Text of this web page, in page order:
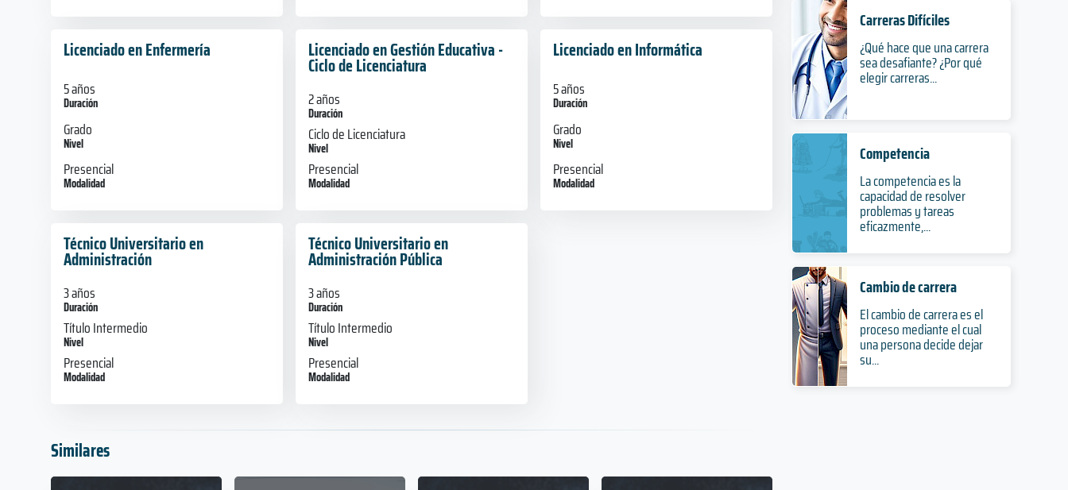
Licenciado en Enfermería
5 años
Duración
Grado
Nivel
Presencial
Modalidad
Licenciado en Gestión Educativa -
Ciclo de Licenciatura
2 años
Duración
Ciclo de Licenciatura
Nivel
Presencial
Modalidad
Licenciado en Informática
5 años
Duración
Grado
Nivel
Presencial
Modalidad
Técnico Universitario en
Administración
3 años
Duración
Título Intermedio
Nivel
Presencial
Modalidad
Técnico Universitario en
Administración Pública
3 años
Duración
Título Intermedio
Nivel
Presencial
Modalidad
Similares
Carreras Difíciles
¿Qué hace que una carrera
sea desafiante? ¿Por qué
elegir carreras...
Competencia
La competencia es la
capacidad de resolver
problemas y tareas
eficazmente,...
Cambio de carrera
El cambio de carrera es el
proceso mediante el cual
una persona decide dejar
su...